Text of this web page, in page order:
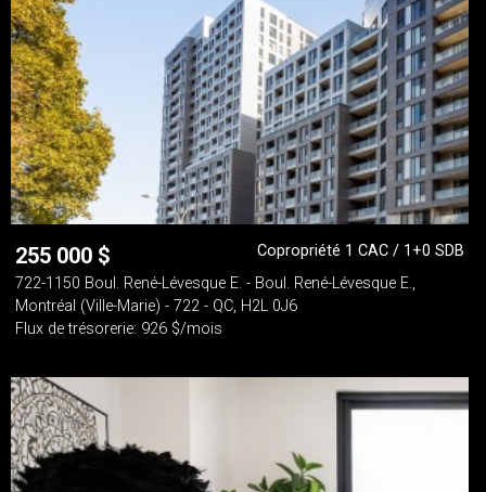
255 000 $
Copropriété 1 CAC / 1+0 SDB
722-1150 Boul. René-Lévesque E. - Boul. René-Lévesque E.,
Montréal (Ville-Marie) - 722 - QC, H2L 0J6
Flux de trésorerie: 926 $/mois